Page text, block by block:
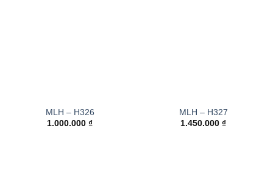
MLH – H326
1.000.000 ₫
MLH – H327
1.450.000 ₫